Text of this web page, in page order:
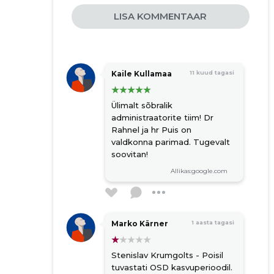
LISA KOMMENTAAR
Kaile Kullamaa 11 kuud tagasi
Ülimalt sõbralik
administraatorite tiim! Dr
Rahnel ja hr Puis on
valdkonna parimad. Tugevalt
soovitan!
Allikas:google.com
Marko Kärner 1 aasta tagasi
Stenislav Krumgolts - Poisil
tuvastati OSD kasvuperioodil.